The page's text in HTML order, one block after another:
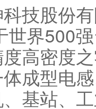
技股份
世界500
高密度
成型电
基站、